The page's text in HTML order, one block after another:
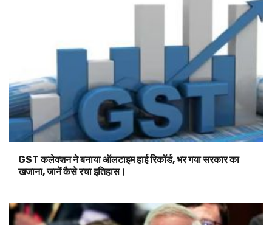
GST कलेक्शन ने बनाया ऑलटाइम हाई रिकॉर्ड, भर गया सरकार का
खजाना, जानें कैसे रचा इतिहास।